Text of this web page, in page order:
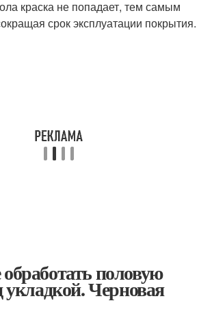
краска не попадает, тем самым
срок эксплуатации покрытия.
половую
укладкой. Черновая